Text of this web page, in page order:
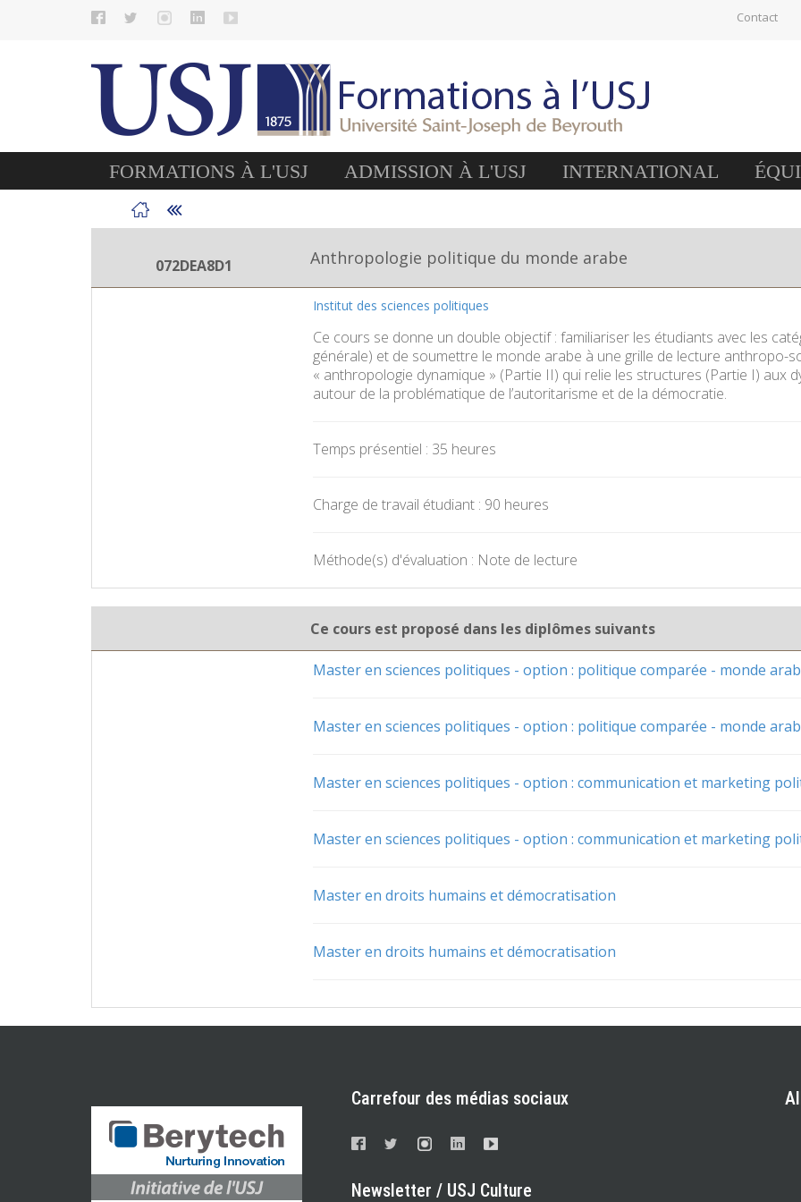
Contact
FORMATIONS À L'USJ ADMISSION À L'USJ INTERNATIONAL
072DEA8D1 Anthropologie politique du monde arabe
Institut des sciences politiques
Ce cours se donne un double objectif : familiariser les étudiants avec les
générale) et de soumettre le monde arabe à une grille de lecture anthropo-
« anthropologie dynamique » (Partie II) qui relie les structures (Partie I) aux
autour de la problématique de l’autoritarisme et de la démocratie.
Temps présentiel : 35 heures
Charge de travail étudiant : 90 heures
Méthode(s) d'évaluation : Note de lecture
Ce cours est proposé dans les diplômes suivants
Master en sciences politiques - option : politique comparée - monde
Master en sciences politiques - option : politique comparée - monde
Master en sciences politiques - option : communication et marketing
Master en sciences politiques - option : communication et marketing
Master en droits humains et démocratisation
Master en droits humains et démocratisation
Carrefour des médias sociaux
Newsletter / USJ Culture